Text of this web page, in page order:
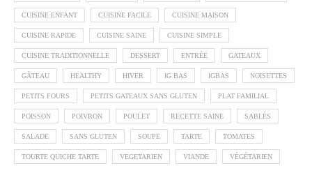
CUISINE ENFANT CUISINE FACILE CUISINE MAISON
CUISINE RAPIDE CUISINE SAINE CUISINE SIMPLE
CUISINE TRADITIONNELLE DESSERT ENTRÉE GATEAUX
GÂTEAU HEALTHY HIVER IG BAS IGBAS NOISETTES
PETITS FOURS PETITS GATEAUX SANS GLUTEN PLAT FAMILIAL
POISSON POIVRON POULET RECETTE SAINE SABLÉS
SALADE SANS GLUTEN SOUPE TARTE TOMATES
TOURTE QUICHE TARTE VEGETARIEN VIANDE VÉGÉTARIEN